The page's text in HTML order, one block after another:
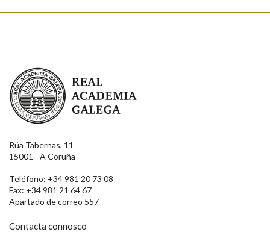
Real Academia Galega
Rúa Tabernas, 11
15001 - A Coruña
Teléfono: +34 981 20 73 08
Fax: +34 981 21 64 67
Apartado de correo 557
Contacta connosco